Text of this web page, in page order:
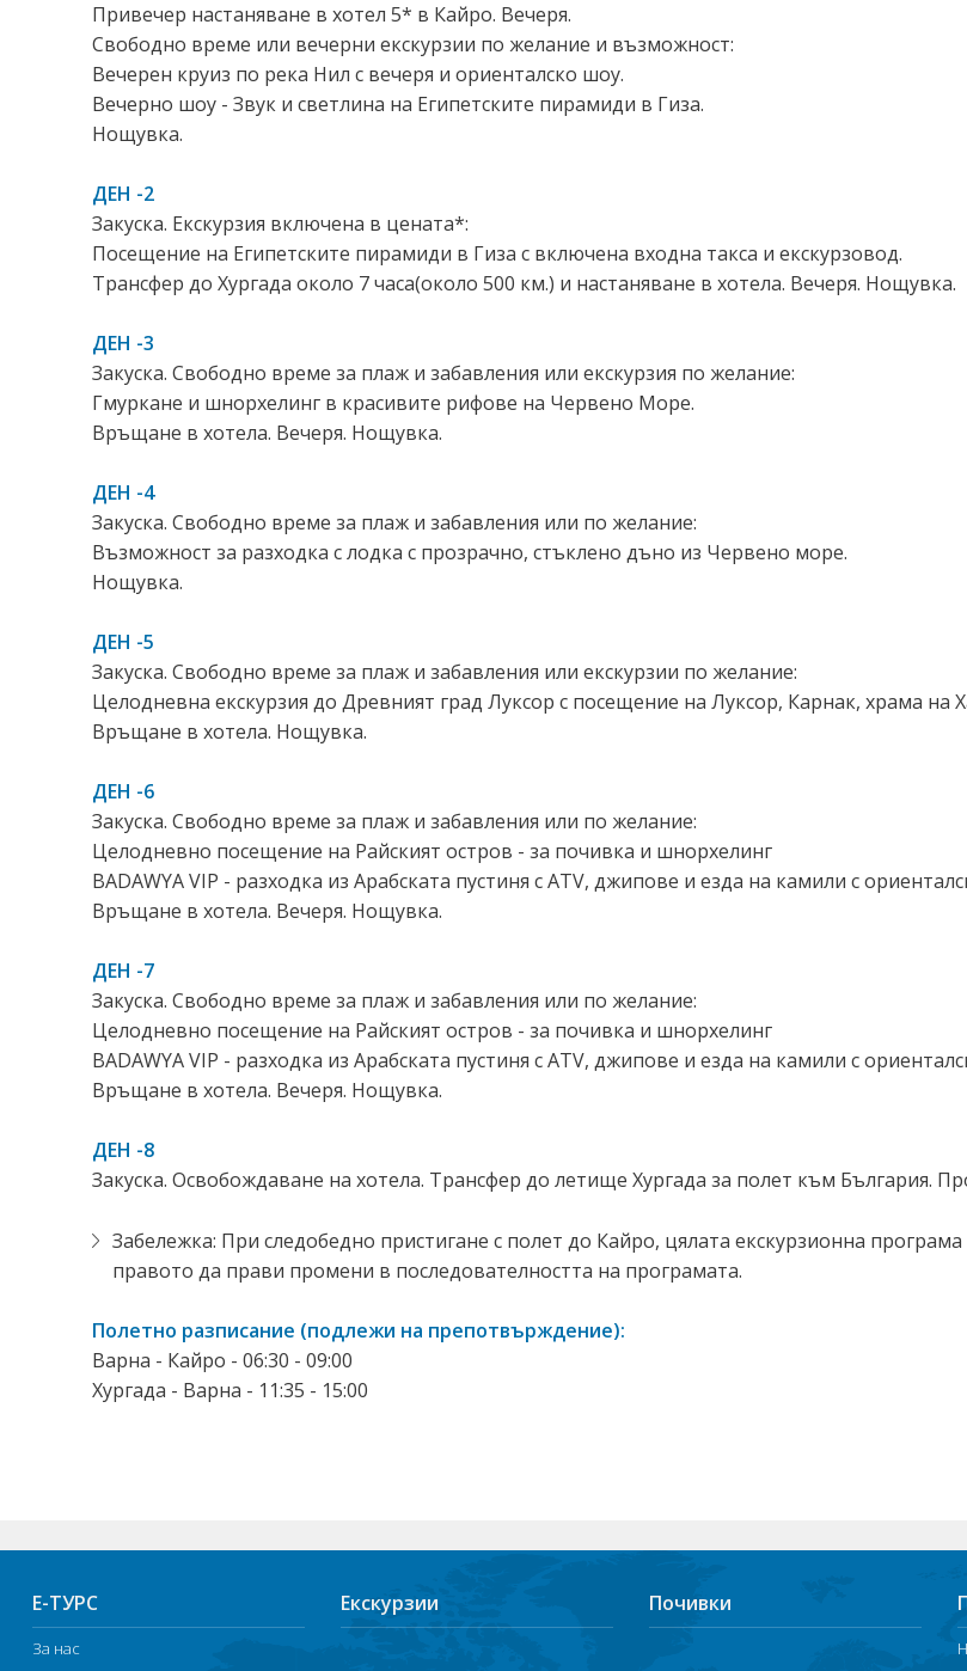
Привечер настаняване в хотел 5* в Кайро. Вечеря.
Свободно време или вечерни екскурзии по желание и възможност:
Вечерен круиз по река Нил с вечеря и ориенталско шоу.
Вечерно шоу - Звук и светлина на Египетските пирамиди в Гиза.
Нощувка.
ДЕН -2
Закуска. Екскурзия включена в цената*:
Посещение на Египетските пирамиди в Гиза с включена входна такса и екскурзовод.
Трансфер до Хургада около 7 часа(около 500 км.) и настаняване в хотела. Вечеря. Нощувка.
ДЕН -3
Закуска. Свободно време за плаж и забавления или екскурзия по желание:
Гмуркане и шнорхелинг в красивите рифове на Червено Море.
Връщане в хотела. Вечеря. Нощувка.
ДЕН -4
Закуска. Свободно време за плаж и забавления или по желание:
Възможност за разходка с лодка с прозрачно, стъклено дъно из Червено море.
Нощувка.
ДЕН -5
Закуска. Свободно време за плаж и забавления или екскурзии по желание:
Целодневна екскурзия до Древният град Луксор с посещение на Луксор, Карнак, храма на
Връщане в хотела. Нощувка.
ДЕН -6
Закуска. Свободно време за плаж и забавления или по желание:
Целодневно посещение на Райският остров - за почивка и шнорхелинг
BADAWYA VIP - разходка из Арабската пустиня с ATV, джипове и езда на камили с
Връщане в хотела. Вечеря. Нощувка.
ДЕН -7
Закуска. Свободно време за плаж и забавления или по желание:
Целодневно посещение на Райският остров - за почивка и шнорхелинг
BADAWYA VIP - разходка из Арабската пустиня с ATV, джипове и езда на камили с
Връщане в хотела. Вечеря. Нощувка.
ДЕН -8
Закуска. Освобождаване на хотела. Трансфер до летище Хургада за полет към България.
Забележка: При следобедно пристигане с полет до Кайро, цялата екскурзионна
правото да прави промени в последователността на програмата.
Полетно разписание (подлежи на препотвърждение):
Варна - Кайро - 06:30 - 09:00
Хургада - Варна - 11:35 - 15:00
Е-ТУРС
За нас
Екскурзии Почивки